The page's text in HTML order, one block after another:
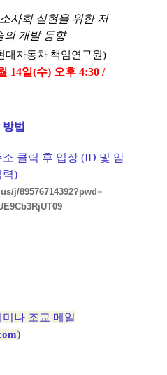
사회 실현을 위한 저
의 개발 동향
대자동차 책임연구원)
14일(수) 오후 4:30 /
법
클릭 후 입장 (ID 및 암
력)
j/89576714392?pwd=
09
나 조교 메일
)